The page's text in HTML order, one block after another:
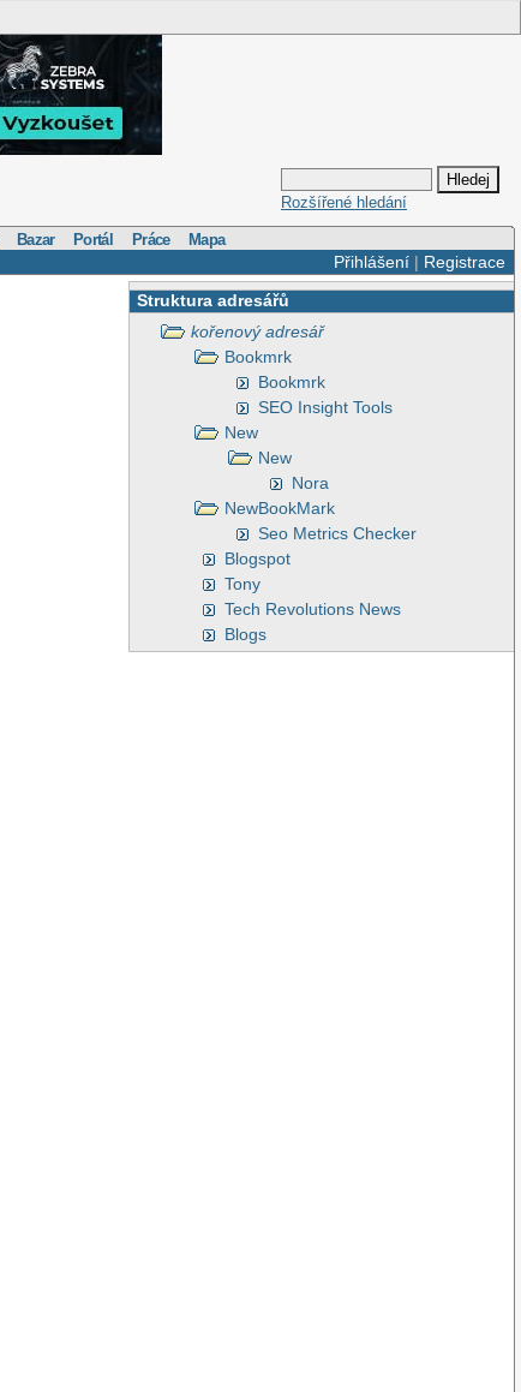
Rozšířené hledání
Bazar Portál Práce Mapa
Přihlášení| Registrace
Struktura adresářů
kořenový adresář
Bookmrk
Bookmrk
SEO Insight Tools
New
New
Nora
NewBookMark
Seo Metrics Checker
Blogspot
Tony
Tech Revolutions News
Blogs